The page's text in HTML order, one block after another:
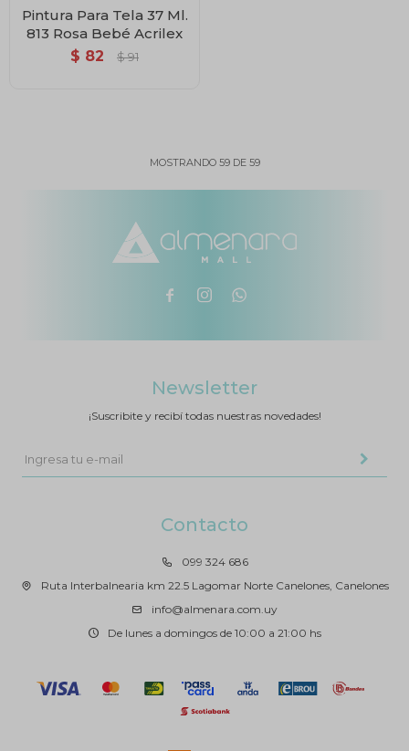
Pintura Para Tela 37 Ml.
813 Rosa Bebé Acrilex
$ 82 $ 91
MOSTRANDO 59DE 59
  
Contacto
099 324 686
Ruta Interbalnearia km 22.5 Lagomar Norte Canelones, Canelones
info@almenara.com.uy
De lunes a domingos de 10:00 a 21:00 hs
Newsletter
¡Suscribite y recibí todas nuestras novedades!